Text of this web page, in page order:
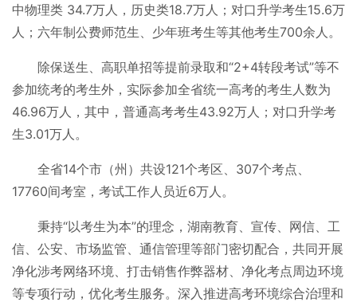
中物理类 34.7万人，历史类18.7万人；对口升学考生15.6万
人；六年制公费师范生、少年班考生等其他考生700余人。
除保送生、高职单招等提前录取和“2+4转段考试”等不
参加统考的考生外，实际参加全省统一高考的考生人数为
46.96万人，其中，普通高考考生43.92万人；对口升学考
生3.01万人。
全省14个市（州）共设121个考区、307个考点、
17760间考室，考试工作人员近6万人。
秉持“以考生为本”的理念，湖南教育、宣传、网信、工
信、公安、市场监管、通信管理等部门密切配合，共同开展
净化涉考网络环境、打击销售作弊器材、净化考点周边环境
等专项行动，优化考生服务。深入推进高考环境综合治理和